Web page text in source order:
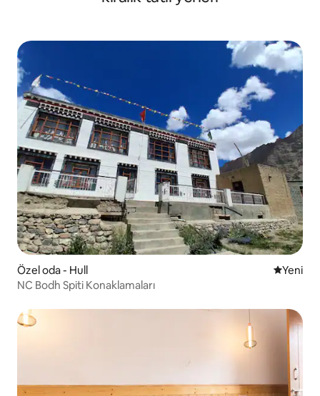
Özel oda - Hull Yeni
Yeni
NC Bodh Spiti Konaklamaları